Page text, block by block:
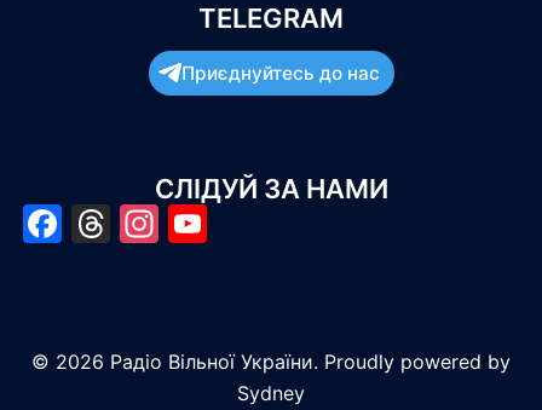
TELEGRAM
Приєднуйтесь до нас
СЛІДУЙ ЗА НАМИ
Facebook
Threads
Instagram
© 2026 Радіо Вільної України. Proudly powered by
Sydney